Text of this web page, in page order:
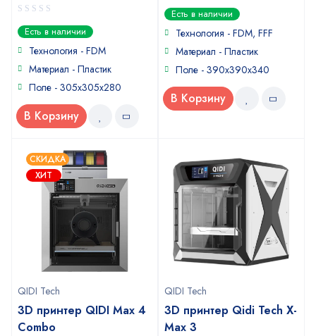
0
out
of
Есть в наличии
Технология - FDM
Материал - Пластик
Поле - 305х305х280
В Корзину
0
out
of
Есть в наличии
Технология - FDM, FFF
Материал - Пластик
Поле - 390х390х340
В Корзину
СКИДКА
ХИТ
QIDI Tech
3D принтер QIDI Max 4
Combo
QIDI Tech
3D принтер Qidi Tech X-
Max 3